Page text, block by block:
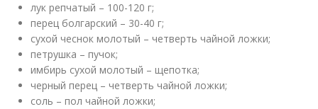
лук репчатый – 100-120 г;
перец болгарский – 30-40 г;
сухой чеснок молотый – четверть чайной ложки;
петрушка – пучок;
имбирь сухой молотый – щепотка;
черный перец – четверть чайной ложки;
соль – пол чайной ложки;